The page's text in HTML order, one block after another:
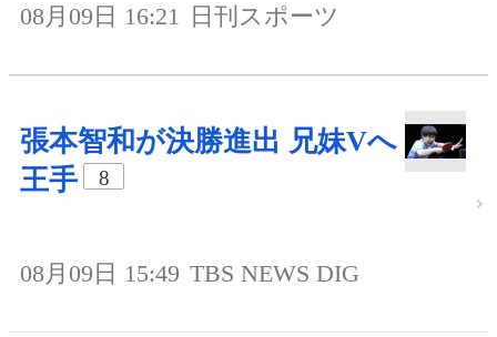
08月09日 16:21 日刊スポーツ
張本智和が決勝進出 兄妹Vへ
王手
8
08月09日 15:49 TBS NEWS DIG